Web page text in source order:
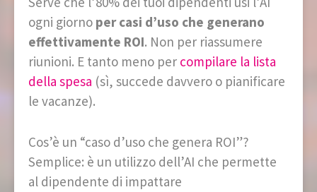
ogni giorno per casi d’uso che generano
effettivamente ROI. Non per riassumere
riunioni. E tanto meno per compilare la lista
della spesa (sì, succede davvero o pianificare
le vacanze).
Cos’è un “caso d’uso che genera ROI”?
Semplice: è un utilizzo dell’AI che permette
al dipendente di impattare